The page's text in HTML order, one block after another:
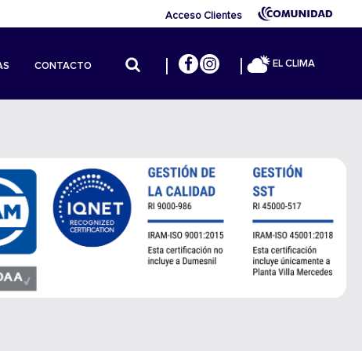
Acceso Clientes
CONTACTO EL CLIMA